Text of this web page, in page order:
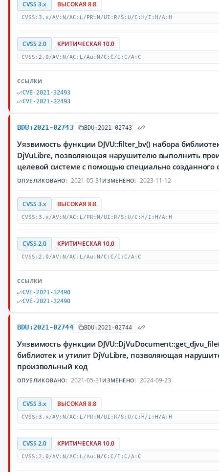
CVSS 3.x ВЫСОКАЯ 8.8
CVSS:3.x/AV:N/AC:L/PR:N/UI:R/S:U/C:H/I:H/A:H
CVSS 2.0 КРИТИЧЕСКАЯ 10.0
CVSS:2.0/AV:N/AC:L/Au:N/C:C/I:C/A:C
ССЫЛКИ
CVE-2021-32493
CVE-2021-32493
BDU:2021-02743 BDU:2021-02743
Уязвимость функции DJVU::filter_bv() набора
DjVuLibre, позволяющая нарушителю выполнить
целевой системе с помощью специально созданного
ОПУБЛИКОВАНО: 2021-05-31 ИЗМЕНЕНО: 2023-11-12
CVSS 3.x ВЫСОКАЯ 8.8
CVSS:3.x/AV:N/AC:L/PR:N/UI:R/S:U/C:H/I:H/A:H
CVSS 2.0 КРИТИЧЕСКАЯ 10.0
CVSS:2.0/AV:N/AC:L/Au:N/C:C/I:C/A:C
ССЫЛКИ
CVE-2021-32490
CVE-2021-32490
BDU:2021-02744 BDU:2021-02744
Уязвимость функции
библиотек и утилит DjVuLibre, позволяющая
произвольный код
ОПУБЛИКОВАНО: 2021-05-31 ИЗМЕНЕНО: 2024-09-23
CVSS 3.x ВЫСОКАЯ 8.8
CVSS:3.x/AV:N/AC:L/PR:N/UI:R/S:U/C:H/I:H/A:H
CVSS 2.0 КРИТИЧЕСКАЯ 10.0
CVSS:2.0/AV:N/AC:L/Au:N/C:C/I:C/A:C